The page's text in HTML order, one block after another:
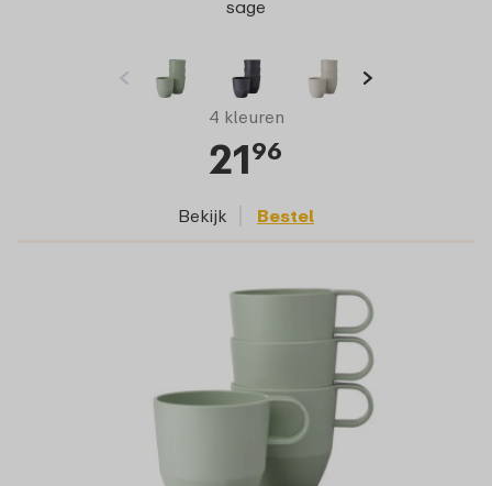
sage
4 kleuren
2196
Bekijk Bestel